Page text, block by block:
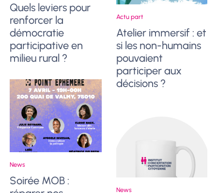
Quels leviers pour
renforcer la
démocratie
participative en
milieu rural ?
News
Soirée MOB :
Actu part
Atelier immersif : et
si les non-humains
pouvaient
participer aux
décisions ?
News